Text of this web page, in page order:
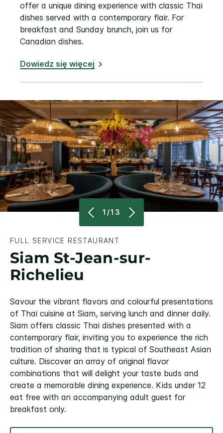
offer a unique dining experience with classic Thai
dishes served with a contemporary flair. For
breakfast and Sunday brunch, join us for
Canadian dishes.
Dowiedz się więcej
1/13
FULL SERVICE RESTAURANT
Siam St-Jean-sur-
Richelieu
Savour the vibrant flavors and colourful presentations
of Thai cuisine at Siam, serving lunch and dinner daily.
Siam offers classic Thai dishes presented with a
contemporary flair, inviting you to experience the rich
tradition of sharing that is typical of Southeast Asian
culture. Discover an array of original flavor
combinations that will delight your taste buds and
create a memorable dining experience. Kids under 12
eat free with an accompanying adult guest for
breakfast only.